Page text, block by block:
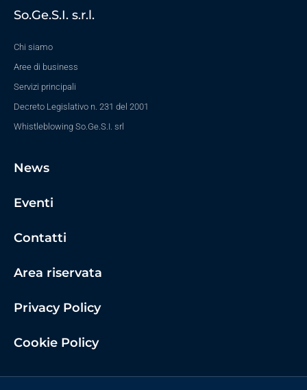
So.Ge.S.I. s.r.l.
Chi siamo
Aree di business
Servizi principali
Decreto Legislativo n. 231 del 2001
Whistleblowing So.Ge.S.I. srl
News
Eventi
Contatti
Area riservata
Privacy Policy
Cookie Policy